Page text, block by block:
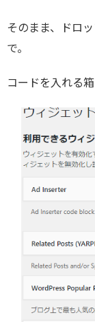
そのまま、ドロ
で。
コードを入れる